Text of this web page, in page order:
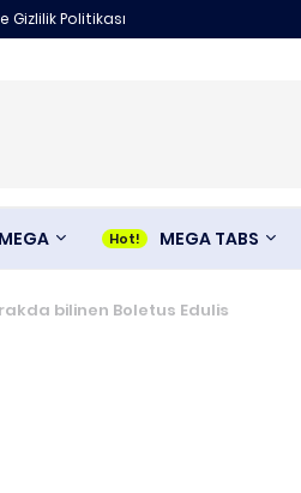
Gizlilik Politikası
MEGA MEGA TABS